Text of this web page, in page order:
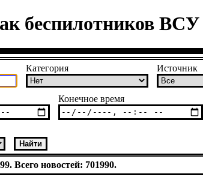
беспилотников ВСУ
Категория Источник
Конечное время
Всего новостей: 701990.